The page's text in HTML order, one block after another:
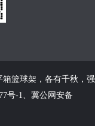
箱篮球架 ，各有千秋，强
号-1
冀公网安备